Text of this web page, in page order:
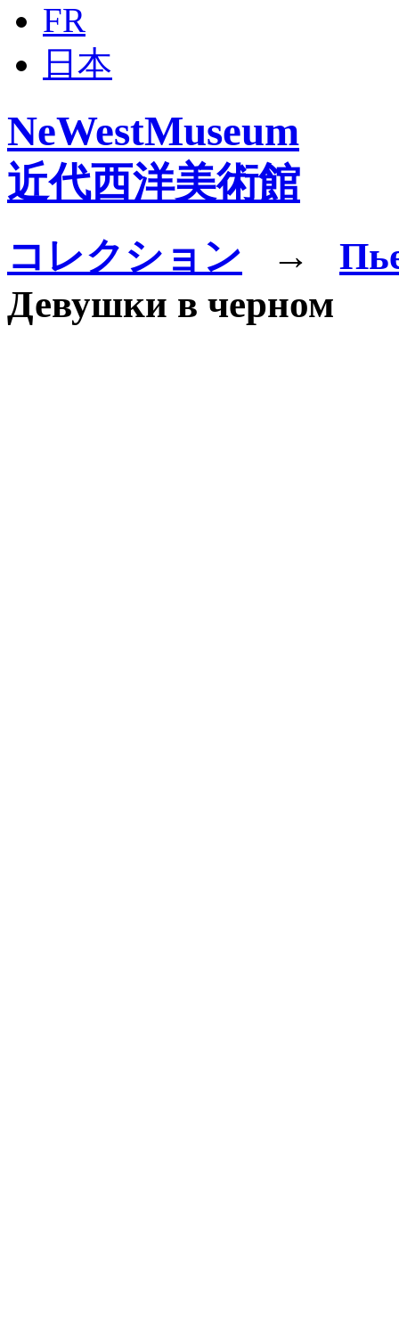
FR
日本
NeWestMuseum
近代西洋美術館
コレクション →
Девушки в черном